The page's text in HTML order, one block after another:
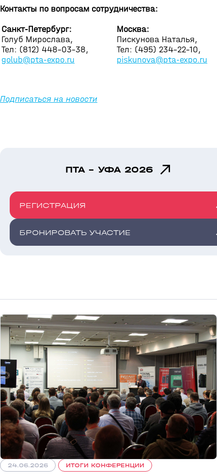
Контакты по вопросам сотрудничества:
Санкт-Петербург:
Голуб Мирослава,
Тел: (812) 448-03-38,
golub@pta-expo.ru
Москва:
Пискунова Наталья,
Тел: (495) 234-22-10,
piskunova@pta-expo.ru
Подписаться на новости
ПТА - УФА 2026
РЕГИСТРАЦИЯ
БРОНИРОВАТЬ УЧАСТИЕ
24.06.2026 ИТОГИ КОНФЕРЕНЦИИ